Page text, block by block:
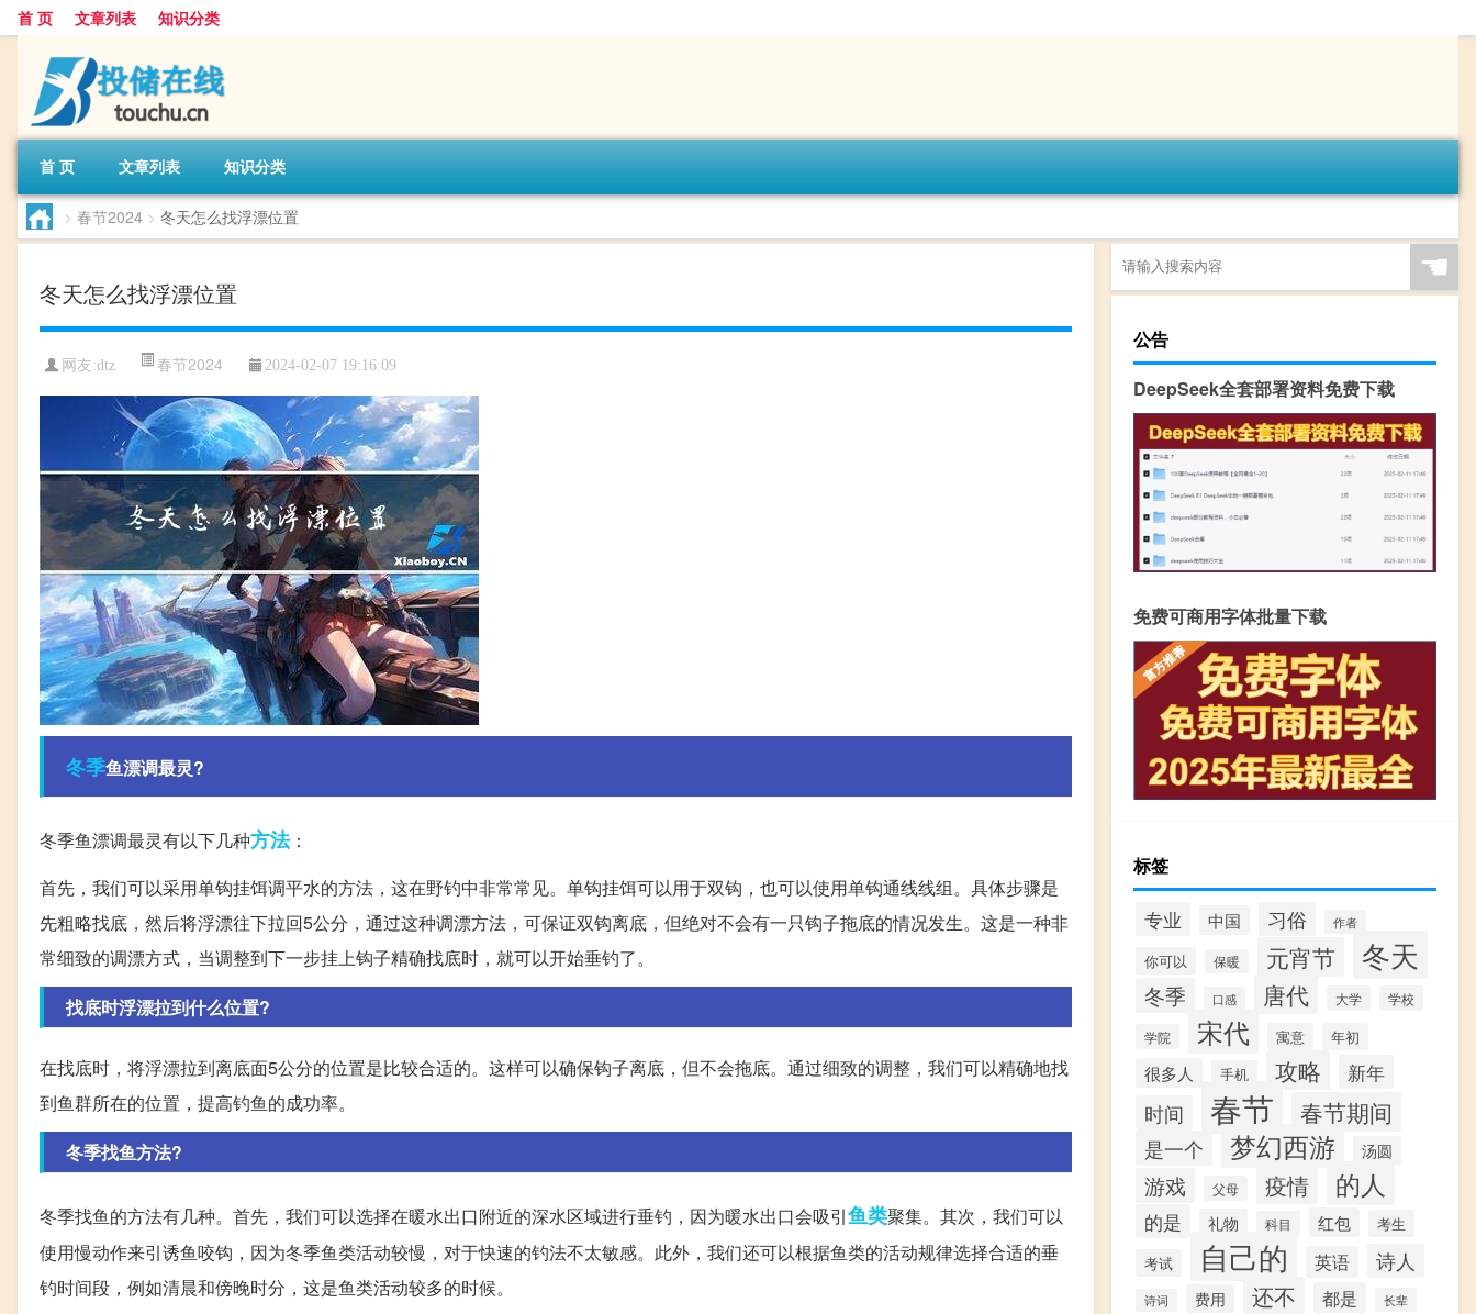
首 页 文章列表 知识分类
首 页 文章列表 知识分类
> 春节2024 > 冬天怎么找浮漂位置
冬天怎么找浮漂位置
网友:dtz 春节2024 2024-02-07 19:16:09
冬季鱼漂调最灵?
冬季鱼漂调最灵有以下几种方法：
首先，我们可以采用单钩挂饵调平水的方法，这在野钓中非常常见。单钩挂饵可以用于双钩，也可以使用单钩通线线组。具体步骤是
先粗略找底，然后将浮漂往下拉回5公分，通过这种调漂方法，可保证双钩离底，但绝对不会有一只钩子拖底的情况发生。这是一种非
常细致的调漂方式，当调整到下一步挂上钩子精确找底时，就可以开始垂钓了。
找底时浮漂拉到什么位置?
在找底时，将浮漂拉到离底面5公分的位置是比较合适的。这样可以确保钩子离底，但不会拖底。通过细致的调整，我们可以精确地找
到鱼群所在的位置，提高钓鱼的成功率。
冬季找鱼方法?
冬季找鱼的方法有几种。首先，我们可以选择在暖水出口附近的深水区域进行垂钓，因为暖水出口会吸引鱼类聚集。其次，我们可以
使用慢动作来引诱鱼咬钩，因为冬季鱼类活动较慢，对于快速的钓法不太敏感。此外，我们还可以根据鱼类的活动规律选择合适的垂
钓时间段，例如清晨和傍晚时分，这是鱼类活动较多的时候。
☚
公告
DeepSeek全套部署资料免费下载
免费可商用字体批量下载
标签
专业 中国 习俗 作者
你可以 保暖 元宵节 冬天
冬季 口感 唐代 大学 学校
学院 宋代 寓意 年初
很多人 手机 攻略 新年
时间 春节 春节期间
是一个 梦幻西游 汤圆
游戏 父母 疫情 的人
的是 礼物 科目 红包
考生
考试
自己的 英语 诗人
诗词 费用 还不 都是 长辈